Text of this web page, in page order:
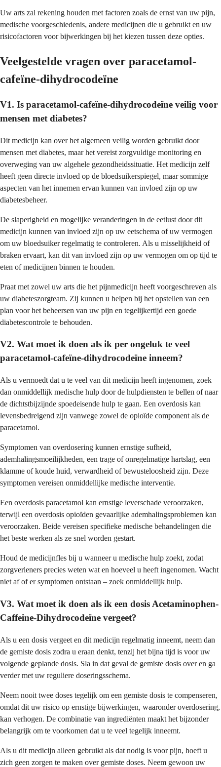
Uw arts zal rekening houden met factoren zoals de ernst van uw pijn,
medische voorgeschiedenis, andere medicijnen die u gebruikt en uw
risicofactoren voor bijwerkingen bij het kiezen tussen deze opties.
Veelgestelde vragen over paracetamol-
cafeïne-dihydrocodeïne
V1. Is paracetamol-cafeïne-dihydrocodeïne veilig voor
mensen met diabetes?
Dit medicijn kan over het algemeen veilig worden gebruikt door
mensen met diabetes, maar het vereist zorgvuldige monitoring en
overweging van uw algehele gezondheidssituatie. Het medicijn zelf
heeft geen directe invloed op de bloedsuikerspiegel, maar sommige
aspecten van het innemen ervan kunnen van invloed zijn op uw
diabetesbeheer.
De slaperigheid en mogelijke veranderingen in de eetlust door dit
medicijn kunnen van invloed zijn op uw eetschema of uw vermogen
om uw bloedsuiker regelmatig te controleren. Als u misselijkheid of
braken ervaart, kan dit van invloed zijn op uw vermogen om op tijd te
eten of medicijnen binnen te houden.
Praat met zowel uw arts die het pijnmedicijn heeft voorgeschreven als
uw diabeteszorgteam. Zij kunnen u helpen bij het opstellen van een
plan voor het beheersen van uw pijn en tegelijkertijd een goede
diabetescontrole te behouden.
V2. Wat moet ik doen als ik per ongeluk te veel
paracetamol-cafeïne-dihydrocodeïne inneem?
Als u vermoedt dat u te veel van dit medicijn heeft ingenomen, zoek
dan onmiddellijk medische hulp door de hulpdiensten te bellen of naar
de dichtstbijzijnde spoedeisende hulp te gaan. Een overdosis kan
levensbedreigend zijn vanwege zowel de opioïde component als de
paracetamol.
Symptomen van overdosering kunnen ernstige sufheid,
ademhalingsmoeilijkheden, een trage of onregelmatige hartslag, een
klamme of koude huid, verwardheid of bewusteloosheid zijn. Deze
symptomen vereisen onmiddellijke medische interventie.
Een overdosis paracetamol kan ernstige leverschade veroorzaken,
terwijl een overdosis opioïden gevaarlijke ademhalingsproblemen kan
veroorzaken. Beide vereisen specifieke medische behandelingen die
het beste werken als ze snel worden gestart.
Houd de medicijnfles bij u wanneer u medische hulp zoekt, zodat
zorgverleners precies weten wat en hoeveel u heeft ingenomen. Wacht
niet af of er symptomen ontstaan – zoek onmiddellijk hulp.
V3. Wat moet ik doen als ik een dosis Acetaminophen-
Caffeine-Dihydrocodeïne vergeet?
Als u een dosis vergeet en dit medicijn regelmatig inneemt, neem dan
de gemiste dosis zodra u eraan denkt, tenzij het bijna tijd is voor uw
volgende geplande dosis. Sla in dat geval de gemiste dosis over en ga
verder met uw reguliere doseringsschema.
Neem nooit twee doses tegelijk om een gemiste dosis te compenseren,
omdat dit uw risico op ernstige bijwerkingen, waaronder overdosering,
kan verhogen. De combinatie van ingrediënten maakt het bijzonder
belangrijk om te voorkomen dat u te veel tegelijk inneemt.
Als u dit medicijn alleen gebruikt als dat nodig is voor pijn, hoeft u
zich geen zorgen te maken over gemiste doses. Neem gewoon uw